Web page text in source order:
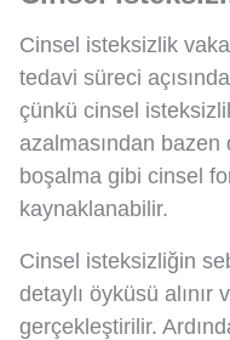
Cinsel isteksizlik
tedavi süreci
çünkü cinsel
azalmasından
boşalma gibi cinsel
kaynaklanabilir.
Cinsel isteksizliğin
detaylı öyküsü alınır
gerçekleştirilir.